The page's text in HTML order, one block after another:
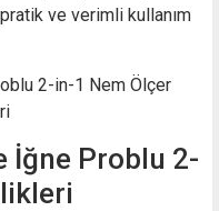
ve verimli kullanım
İğne Problu 2-